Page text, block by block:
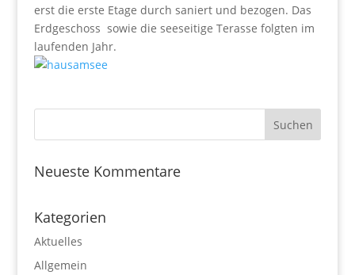
erst die erste Etage durch saniert und bezogen. Das
Erdgeschoss sowie die seeseitige Terasse folgten im
laufenden Jahr.
Neueste Kommentare
Kategorien
Aktuelles
Allgemein